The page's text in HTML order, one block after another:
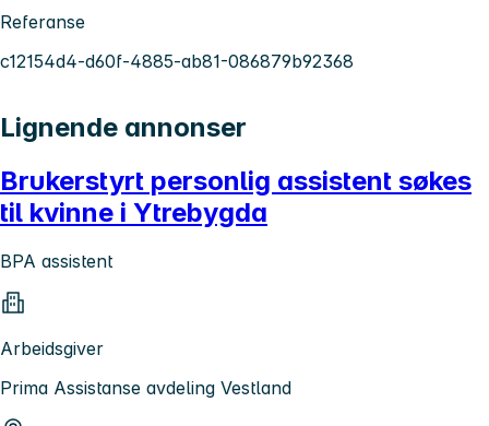
Referanse
c12154d4-d60f-4885-ab81-086879b92368
Lignende annonser
Brukerstyrt personlig assistent søkes
til kvinne i Ytrebygda
BPA assistent
Arbeidsgiver
Prima Assistanse avdeling Vestland